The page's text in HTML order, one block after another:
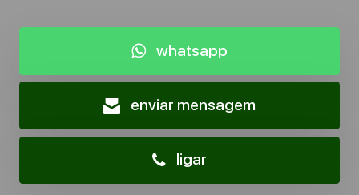
whatsapp
enviar mensagem
ligar